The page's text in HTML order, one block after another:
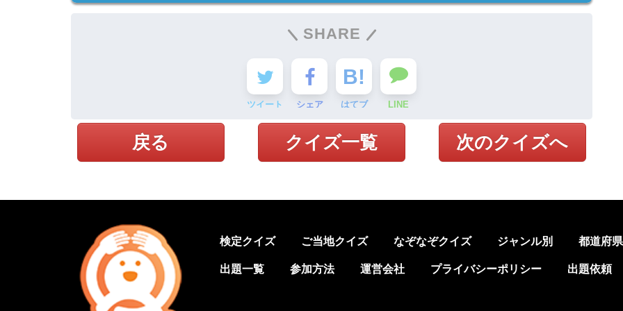
SHARE
ツイート シェア はてブ LINE
戻る クイズ一覧 次のクイズへ
検定クイズ ご当地クイズ なぞなぞクイズ ジャンル別 都道府
出題一覧 参加方法 運営会社 プライバシーポリシー 出題依頼